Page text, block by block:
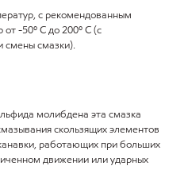
с рекомендованным
-50º C до 200º C (с
смены смазки).
молибдена эта смазка
скользящих элементов
работающих при больших
движении или ударных